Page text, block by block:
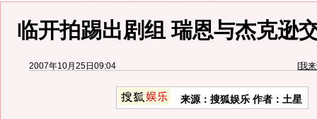
临开拍踢出剧组 瑞恩与杰克逊
2007年10月25日09:04 [我
来源：搜狐娱乐 作者：土星